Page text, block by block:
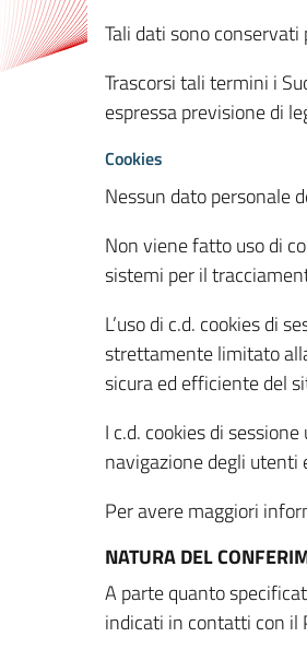
Tali dati sono
Trascorsi tali termini i
espressa previsione di
Cookies
Nessun dato personale
Non viene fatto uso di
sistemi per il
L’uso di c.d. cookies di
strettamente limitato
sicura ed efficiente del
I c.d. cookies di
navigazione degli utenti
Per avere maggiori
NATURA DEL
A parte quanto
indicati in contatti con il